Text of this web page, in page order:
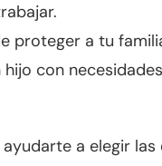
proteger a tu
con
a elegir